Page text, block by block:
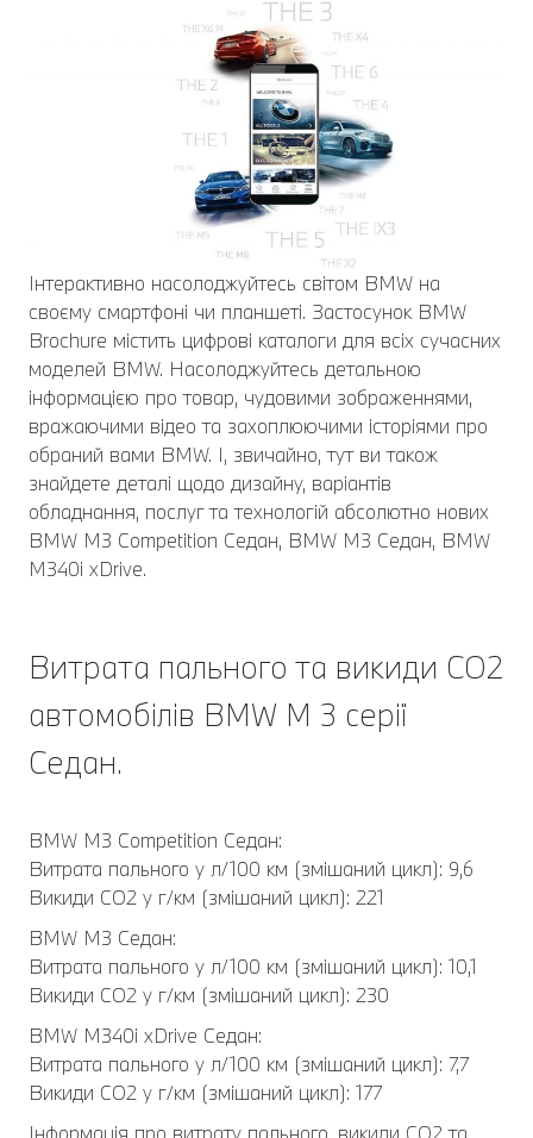
Інтерактивно насолоджуйтесь світом BMW на
своєму смартфоні чи планшеті. Застосунок BMW
Brochure містить цифрові каталоги для всіх сучасних
моделей BMW. Насолоджуйтесь детальною
інформацією про товар, чудовими зображеннями,
вражаючими відео та захоплюючими історіями про
обраний вами BMW. І, звичайно, тут ви також
знайдете деталі щодо дизайну, варіантів
обладнання, послуг та технологій абсолютно нових
BMW M3 Competition Седан, BMW M3 Седан, BMW
M340i xDrive.
Витрата пального та викиди CO2
автомобілів BMW M 3 серії
Седан.
BMW M3 Competition Седан:
Витрата пального у л/100 км (змішаний цикл): 9,6
Викиди CO2 у г/км (змішаний цикл): 221
BMW M3 Седан:
Витрата пального у л/100 км (змішаний цикл): 10,1
Викиди CO2 у г/км (змішаний цикл): 230
BMW M340i xDrive Седан:
Витрата пального у л/100 км (змішаний цикл): 7,7
Викиди CO2 у г/км (змішаний цикл): 177
Інформація про витрату пального, викиди CO2 та